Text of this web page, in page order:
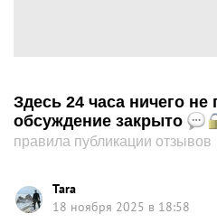
Здесь 24 часа ничего
обсуждение закрыто
правила публикации отзывов
Tara
18 ноября 2025 в 18:58